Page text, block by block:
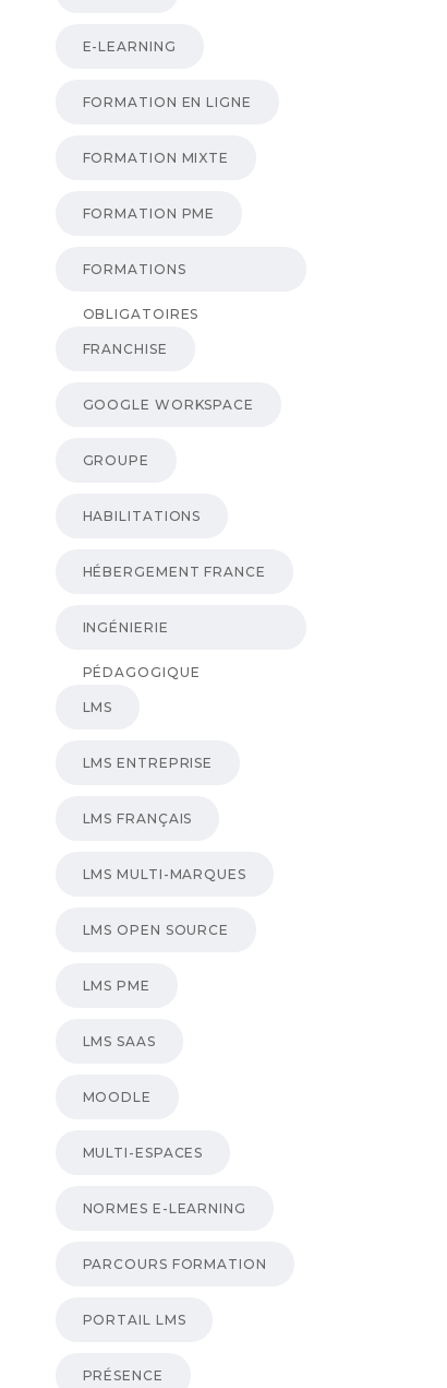
E-LEARNING
FORMATION EN LIGNE
FORMATION MIXTE
FORMATION PME
FORMATIONS
OBLIGATOIRES
FRANCHISE
GOOGLE WORKSPACE
GROUPE
HABILITATIONS
HÉBERGEMENT FRANCE
INGÉNIERIE
PÉDAGOGIQUE
LMS
LMS ENTREPRISE
LMS FRANÇAIS
LMS MULTI-MARQUES
LMS OPEN SOURCE
LMS PME
LMS SAAS
MOODLE
MULTI-ESPACES
NORMES E-LEARNING
PARCOURS FORMATION
PORTAIL LMS
PRÉSENCE